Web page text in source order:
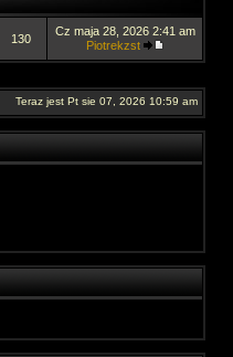
130
Cz maja 28, 2026 2:41 am
Piotrekzst
Teraz jest Pt sie 07, 2026 10:59 am